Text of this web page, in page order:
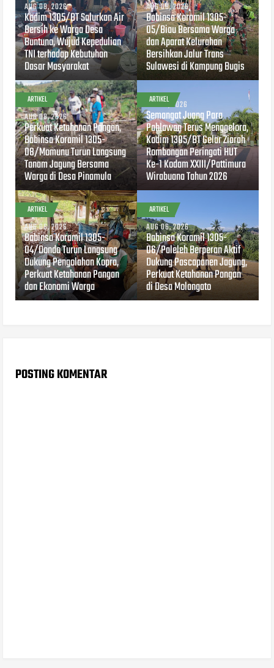
AUG 08, 2026
Kodim 1305/BT Salurkan Air
Bersih ke Warga Desa
Buntuna, Wujud Kepedulian
TNI terhadap Kebutuhan
Dasar Masyarakat
AUG 08, 2026
Babinsa Koramil 1305-
05/Biau Bersama Warga
dan Aparat Kelurahan
Bersihkan Jalur Trans
Sulawesi di Kampung Bugis
ARTIKEL
AUG 08, 2026
Perkuat Ketahanan Pangan,
Babinsa Koramil 1305-
08/Momunu Turun Langsung
Tanam Jagung Bersama
Warga di Desa Pinamula
ARTIKEL
AUG 07, 2026
Semangat Juang Para
Pahlawan Terus Menggelora,
Kodim 1305/BT Gelar Ziarah
Rombongan Peringati HUT
Ke-1 Kodam XXIII/Pattimura
Wirabuana Tahun 2026
ARTIKEL
AUG 06, 2026
Babinsa Koramil 1305-
04/Dondo Turun Langsung
Dukung Pengolahan Kopra,
Perkuat Ketahanan Pangan
dan Ekonomi Warga
ARTIKEL
AUG 06, 2026
Babinsa Koramil 1305-
06/Paleleh Berperan Aktif
Dukung Pascapanen Jagung,
Perkuat Ketahanan Pangan
di Desa Molangato
POSTING KOMENTAR